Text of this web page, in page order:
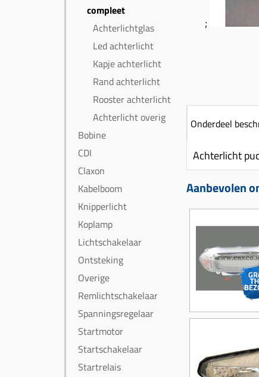
compleet
Achterlichtglas
Led achterlicht
Kapje achterlicht
Rand achterlicht
Rooster achterlicht
Achterlicht overig
Bobine
CDI
Claxon
Kabelboom
Knipperlicht
Koplamp
Lichtschakelaar
Ontsteking
Overige
Remlichtschakelaar
Spanningsregelaar
Startmotor
Startschakelaar
Startrelais
;
Onderdeel
Achterlicht
Aanbevolen